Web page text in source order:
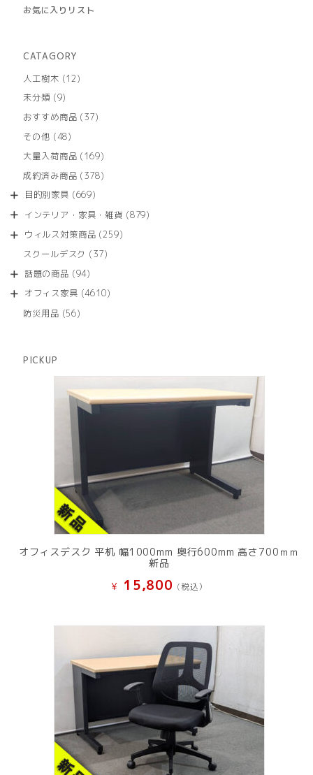
お気に入りリスト
CATAGORY
人工樹木
1212
商
未分類 99
の
商
おすすめ商品 3737
商
その他 4848
の
商
大量入荷商品 169169
の
成約済み商品 378378
商
目的別家具 669669
の
商
インテリア・家具・雑貨 879879
ウィルス対策商品 259259
スクールデスク 3737
商
話題の商品 9494
の
オフィス家具 46104610
防災用品 5656
PICKUP
オフィスデスク 平机 幅1000mm 奥行600mm 高さ700ｍｍ
新品
¥ 15,800 (税込）